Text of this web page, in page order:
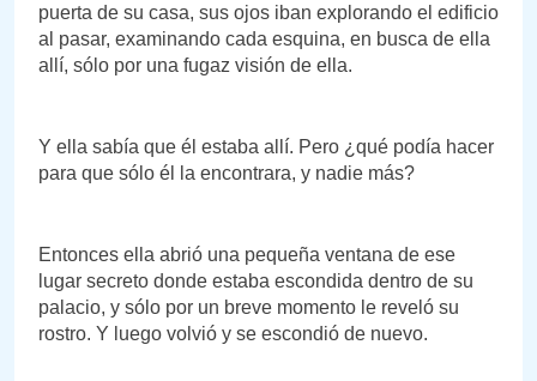
puerta de su casa, sus ojos iban explorando el edificio
al pasar, examinando cada esquina, en busca de ella
allí, sólo por una fugaz visión de ella.
Y ella sabía que él estaba allí. Pero ¿qué podía hacer
para que sólo él la encontrara, y nadie más?
Entonces ella abrió una pequeña ventana de ese
lugar secreto donde estaba escondida dentro de su
palacio, y sólo por un breve momento le reveló su
rostro. Y luego volvió y se escondió de nuevo.